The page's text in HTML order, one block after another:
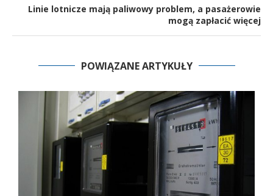
Linie lotnicze mają paliwowy problem, a pasażerowie
mogą zapłacić więcej
POWIĄZANE ARTYKUŁY